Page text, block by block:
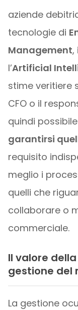
aziende
tecnologie di
Management, i
l’Artificial
stime veritiere
CFO o il
quindi
garantirsi
requisito
meglio i
quelli che
collaborare o
commerciale.
Il valore
gestione del
La gestione